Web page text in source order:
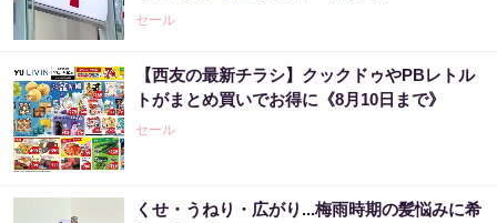
セール
【西友の最新チラシ】クックドゥやPBレトル
トがまとめ買いでお得に《8月10日まで》
セール
くせ・うねり・広がり...梅雨時期の髪悩みに希